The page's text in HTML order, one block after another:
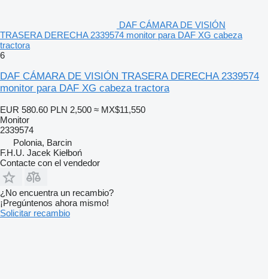
DAF CÁMARA DE VISIÓN
TRASERA DERECHA 2339574 monitor para DAF XG cabeza
tractora
6
DAF CÁMARA DE VISIÓN TRASERA DERECHA 2339574
monitor para DAF XG cabeza tractora
EUR 580.60 PLN 2,500 ≈ MX$11,550
Monitor
2339574
Polonia, Barcin
F.H.U. Jacek Kiełboń
Contacte con el vendedor
¿No encuentra un recambio?
¡Pregúntenos ahora mismo!
Solicitar recambio